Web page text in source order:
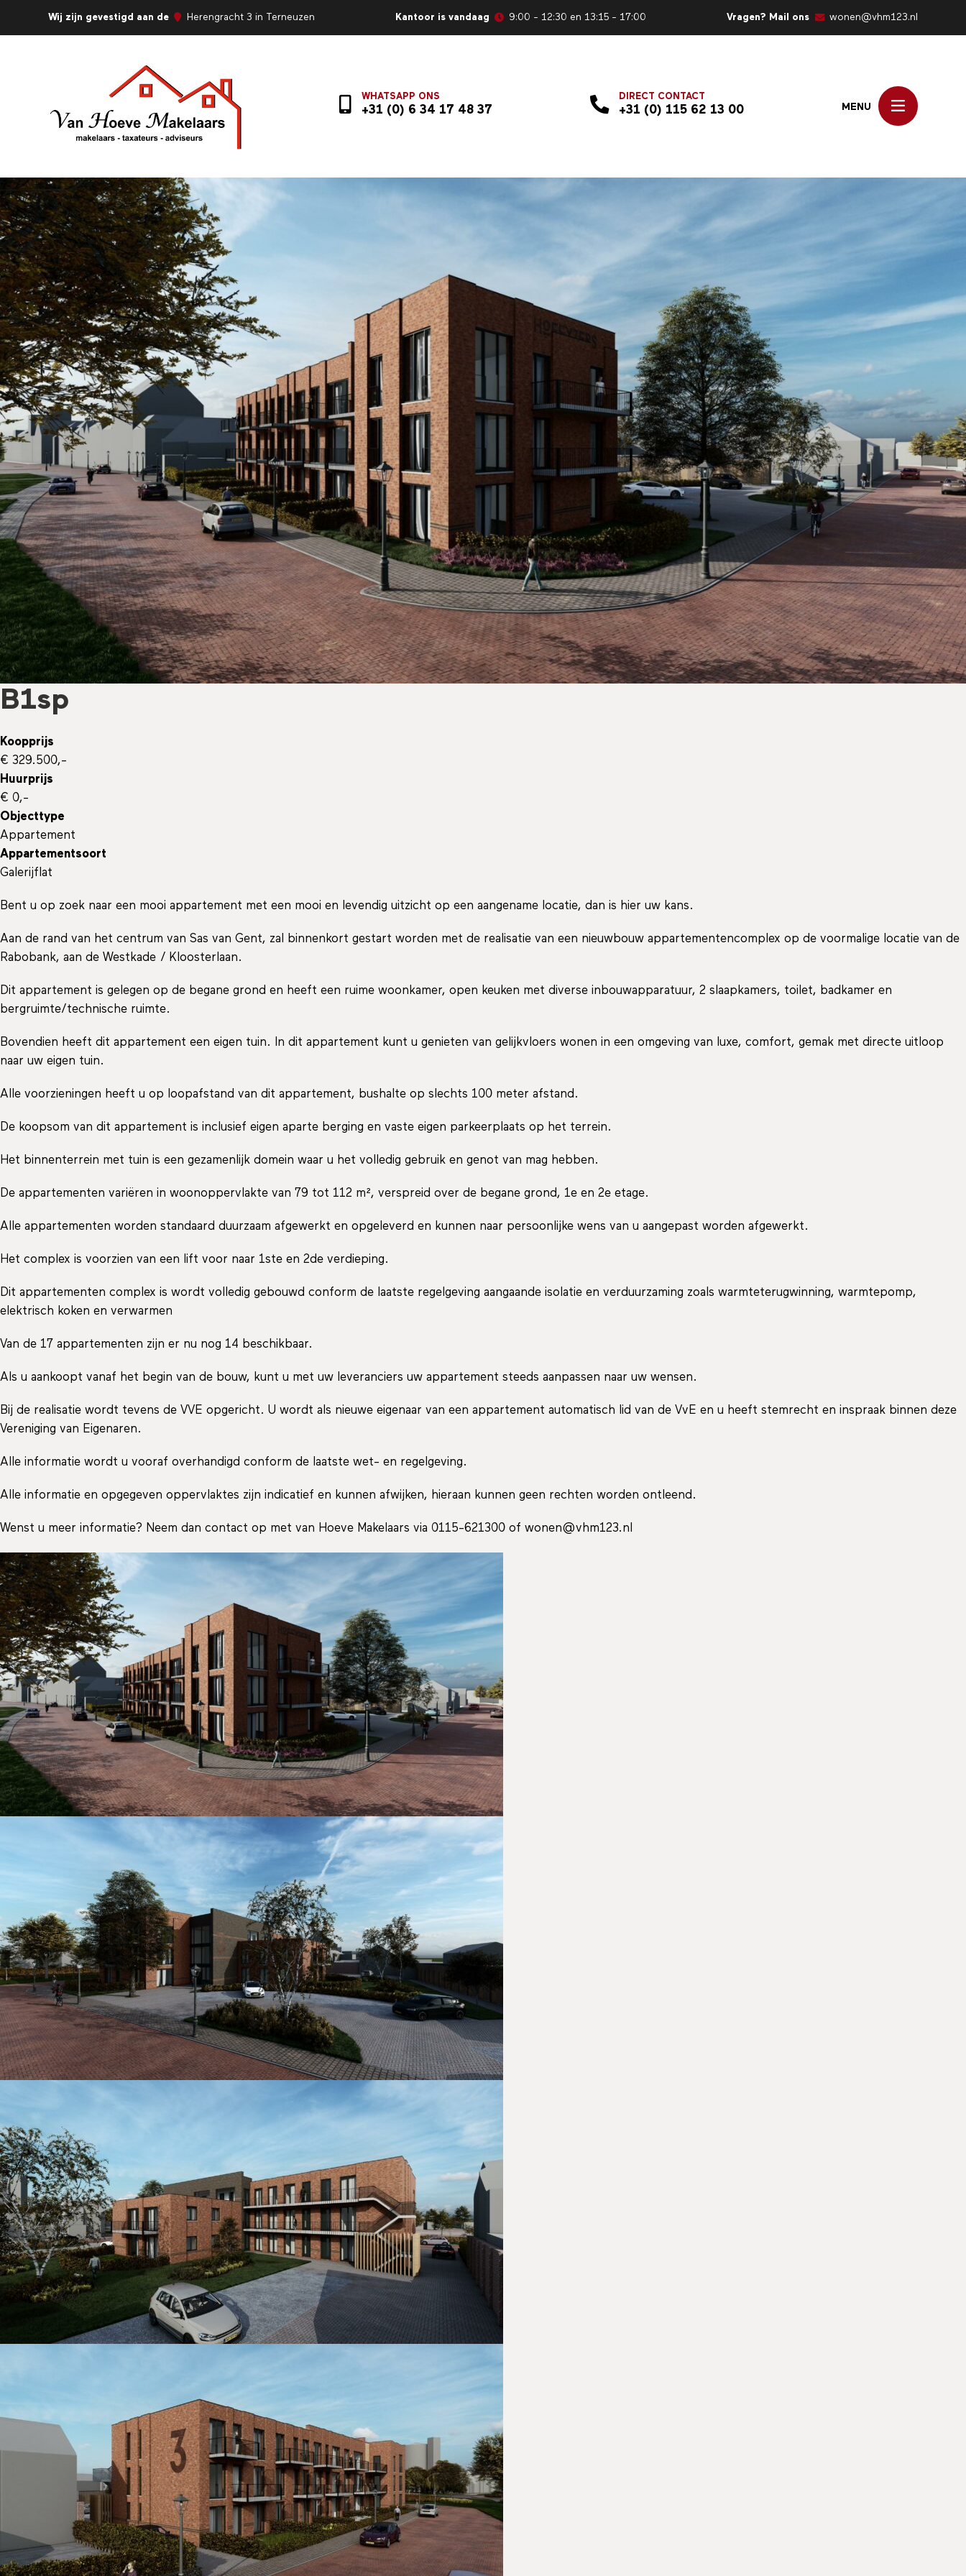
Wij zijn gevestigd aan de Herengracht 3 in Terneuzen Kantoor is vandaag 9:00 - 12:30 en 13:15 - 17:00 Vragen? Mail ons wonen@vhm123.nl
WHATSAPP ONS
+31 (0) 6 34 17 48 37
DIRECT CONTACT
+31 (0) 115 62 13 00 MENU
B1sp
Koopprijs
€ 329.500,-
Huurprijs
€ 0,-
Objecttype
Appartement
Appartementsoort
Galerijflat
Bent u op zoek naar een mooi appartement met een mooi en levendig uitzicht op een aangename locatie, dan is hier uw kans.
Aan de rand van het centrum van Sas van Gent, zal binnenkort gestart worden met de realisatie van een nieuwbouw appartementencomplex op de voormalige locatie van de
Rabobank, aan de Westkade / Kloosterlaan.
Dit appartement is gelegen op de begane grond en heeft een ruime woonkamer, open keuken met diverse inbouwapparatuur, 2 slaapkamers, toilet, badkamer en
bergruimte/technische ruimte.
Bovendien heeft dit appartement een eigen tuin. In dit appartement kunt u genieten van gelijkvloers wonen in een omgeving van luxe, comfort, gemak met directe uitloop
naar uw eigen tuin.
Alle voorzieningen heeft u op loopafstand van dit appartement, bushalte op slechts 100 meter afstand.
De koopsom van dit appartement is inclusief eigen aparte berging en vaste eigen parkeerplaats op het terrein.
Het binnenterrein met tuin is een gezamenlijk domein waar u het volledig gebruik en genot van mag hebben.
De appartementen variëren in woonoppervlakte van 79 tot 112 m², verspreid over de begane grond, 1e en 2e etage.
Alle appartementen worden standaard duurzaam afgewerkt en opgeleverd en kunnen naar persoonlijke wens van u aangepast worden afgewerkt.
Het complex is voorzien van een lift voor naar 1ste en 2de verdieping.
Dit appartementen complex is wordt volledig gebouwd conform de laatste regelgeving aangaande isolatie en verduurzaming zoals warmteterugwinning, warmtepomp,
elektrisch koken en verwarmen
Van de 17 appartementen zijn er nu nog 14 beschikbaar.
Als u aankoopt vanaf het begin van de bouw, kunt u met uw leveranciers uw appartement steeds aanpassen naar uw wensen.
Bij de realisatie wordt tevens de VVE opgericht. U wordt als nieuwe eigenaar van een appartement automatisch lid van de VvE en u heeft stemrecht en inspraak binnen deze
Vereniging van Eigenaren.
Alle informatie wordt u vooraf overhandigd conform de laatste wet- en regelgeving.
Alle informatie en opgegeven oppervlaktes zijn indicatief en kunnen afwijken, hieraan kunnen geen rechten worden ontleend.
Wenst u meer informatie? Neem dan contact op met van Hoeve Makelaars via 0115-621300 of wonen@vhm123.nl